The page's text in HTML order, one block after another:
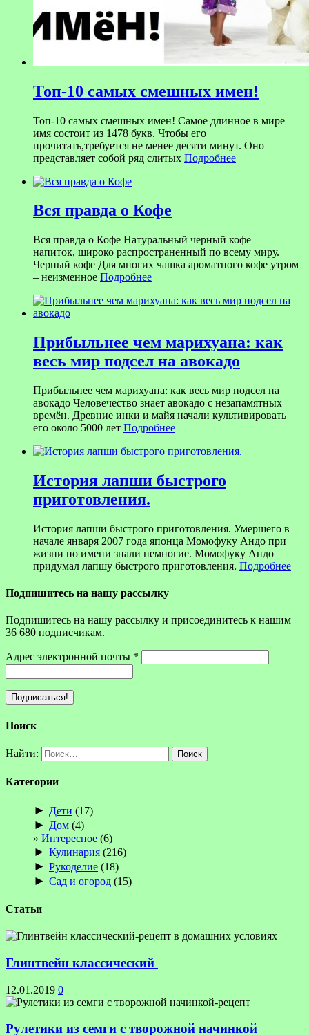
Топ-10 самых смешных имен!
Топ-10 самых смешных имен! Самое длинное в мире
имя состоит из 1478 букв. Чтобы его
прочитать,требуется не менее десяти минут. Оно
представляет собой ряд слитых Подробнее
Вся правда о Кофе
Вся правда о Кофе Натуральный черный кофе –
напиток, широко распространенный по всему миру.
Черный кофе Для многих чашка ароматного кофе утром
– неизменное Подробнее
Прибыльнее чем марихуана: как
весь мир подсел на авокадо
Прибыльнее чем марихуана: как весь мир подсел на
авокадо Человечество знает авокадо с незапамятных
времён. Древние инки и майя начали культивировать
его около 5000 лет Подробнее
История лапши быстрого
приготовления.
История лапши быстрого приготовления. Умершего в
начале января 2007 года японца Момофуку Андо при
жизни по имени знали немногие. Момофуку Андо
придумал лапшу быстрого приготовления. Подробнее
Подпишитесь на нашу рассылку
Подпишитесь на нашу рассылку и присоединитесь к нашим
36 680 подписчикам.
Адрес электронной почты *
Поиск
Найти:
Категории
► Дети (17)
► Дом (4)
Интересное (6)
► Кулинария (216)
► Рукоделие (18)
► Сад и огород (15)
Статьи
Глинтвейн классический
12.01.2019 0
Рулетики из семги с творожной начинкой